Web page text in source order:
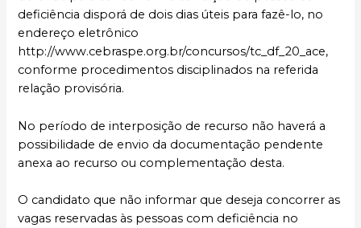
deficiência disporá de dois dias úteis para fazê-lo, no
endereço eletrônico
http://www.cebraspe.org.br/concursos/tc_df_20_ace,
conforme procedimentos disciplinados na referida
relação provisória.
No período de interposição de recurso não haverá a
possibilidade de envio da documentação pendente
anexa ao recurso ou complementação desta.
O candidato que não informar que deseja concorrer as
vagas reservadas às pessoas com deficiência no